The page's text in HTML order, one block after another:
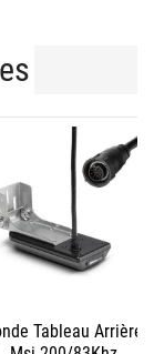
Tableau Arrière